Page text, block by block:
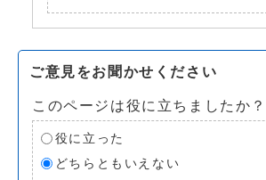
ご意見をお聞かせください
このページは役に立ちましたか？
役に立った
どちらともいえない